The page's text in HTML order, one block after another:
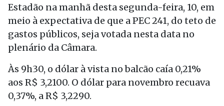
Estadão na manhã desta segunda-feira, 10, em
meio à expectativa de que a PEC 241, do teto de
gastos públicos, seja votada nesta data no
plenário da Câmara.
Às 9h30, o dólar à vista no balcão caía 0,21%
aos R$ 3,2100. O dólar para novembro recuava
0,37%, a R$ 3,2290.